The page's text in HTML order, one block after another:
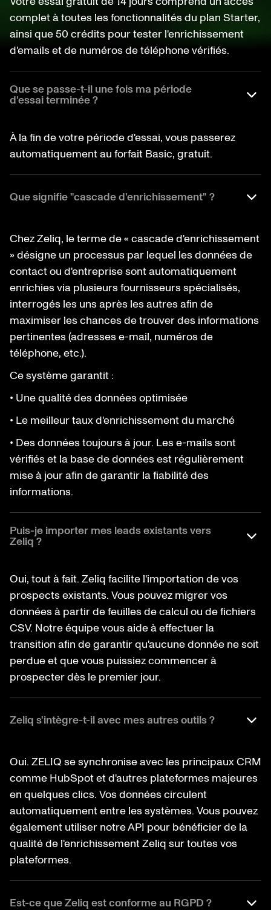
complet à toutes les fonctionnalités du plan Starter,
ainsi que 50 crédits pour tester l'enrichissement
d'emails et de numéros de téléphone vérifiés.
Que se passe-t-il une fois ma période
d'essai terminée ?
À la fin de votre période d'essai, vous passerez
automatiquement au forfait Basic, gratuit.
Que signifie "cascade d'enrichissement" ?
Chez Zeliq, le terme de « cascade d'enrichissement
» désigne un processus par lequel les données de
contact ou d'entreprise sont automatiquement
enrichies via plusieurs fournisseurs spécialisés,
interrogés les uns après les autres afin de
maximiser les chances de trouver des informations
pertinentes (adresses e-mail, numéros de
téléphone, etc.).
Ce système garantit :
• Une qualité des données optimisée
• Le meilleur taux d'enrichissement du marché
• Des données toujours à jour. Les e-mails sont
vérifiés et la base de données est régulièrement
mise à jour afin de garantir la fiabilité des
informations.
Puis-je importer mes leads existants vers
Zeliq ?
Oui, tout à fait. Zeliq facilite l'importation de vos
prospects existants. Vous pouvez migrer vos
données à partir de feuilles de calcul ou de fichiers
CSV. Notre équipe vous aide à effectuer la
transition afin de garantir qu'aucune donnée ne soit
perdue et que vous puissiez commencer à
prospecter dès le premier jour.
Zeliq s'intègre-t-il avec mes autres outils ?
Oui. ZELIQ se synchronise avec les principaux CRM
comme HubSpot et d'autres plateformes majeures
en quelques clics. Vos données circulent
automatiquement entre les systèmes. Vous pouvez
également utiliser notre API pour bénéficier de la
qualité de l'enrichissement Zeliq sur toutes vos
plateformes.
Est-ce que Zeliq est conforme au RGPD ?